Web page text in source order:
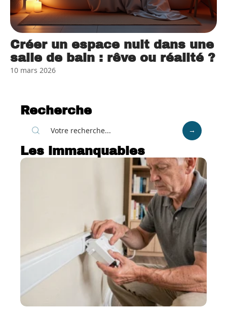
Créer un espace nuit dans une
salle de bain : rêve ou réalité ?
10 mars 2026
Recherche
Les immanquables